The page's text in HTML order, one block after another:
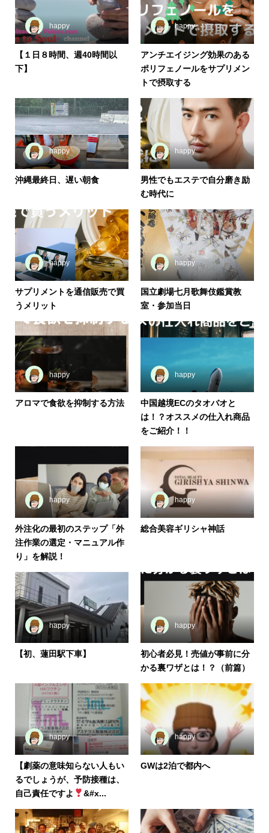
happy
【１日８時間、週40時間以
下】
happy
アンチエイジング効果のある
ポリフェノールをサプリメン
トで摂取する
happy
沖縄最終日、遅い朝食
happy
男性でもエステで自分磨き励
む時代に
happy
サプリメントを通信販売で買
うメリット
happy
国立劇場七月歌舞伎鑑賞教
室・参加当日
happy
アロマで食欲を抑制する方法
happy
中国越境ECのタオバオと
は！？オススメの仕入れ商品
をご紹介！！
happy
外注化の最初のステップ「外
注作業の選定・マニュアル作
り」を解説！
happy
総合美容ギリシャ神話
happy
【初、蓮田駅下車】
happy
初心者必見！売値が事前に分
かる裏ワザとは！？（前篇）
happy
【劇薬の意味知らない人もい
るでしょうが、予防接種は、
自己責任ですよ
&#x...
happy
GWは2泊で都内へ